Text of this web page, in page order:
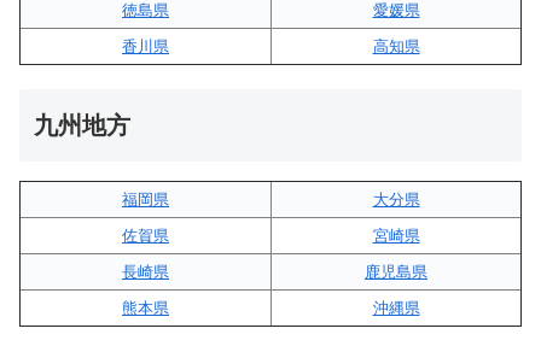
徳島県
愛媛県
香川県
高知県
九州地方
福岡県
大分県
佐賀県
宮崎県
長崎県
鹿児島県
熊本県
沖縄県